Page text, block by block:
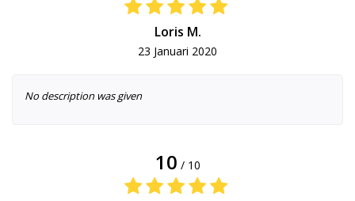
Loris M.
23 Januari 2020
No description was given
10 / 10